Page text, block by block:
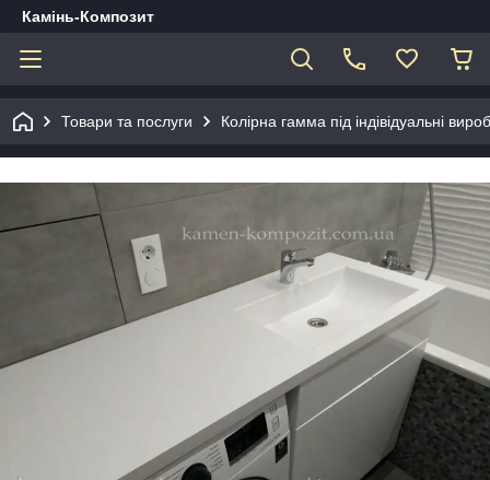
Камінь-Композит
Товари та послуги Колірна гамма під індівідуальні